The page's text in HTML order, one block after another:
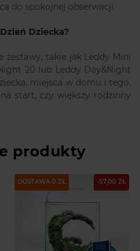
do spokojnej obserwacji.
Dziecka?
takie jak Leddy Mini
20 lub Leddy Day&Night
miejsca w domu i tego,
start, czy większy rodzinny
produkty
-57,00 ZŁ
DOSTAWA 0 ZŁ